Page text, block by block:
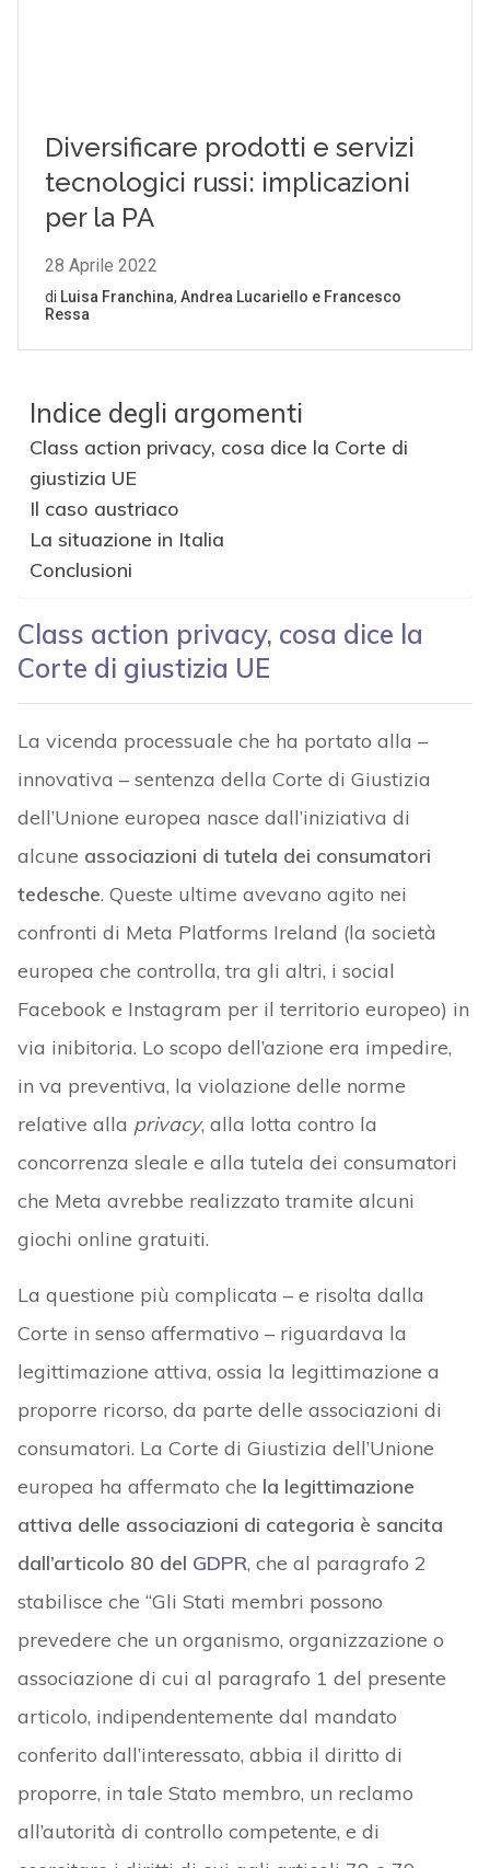
Indice degli argomenti
Class action privacy, cosa dice la Corte di
giustizia UE
Il caso austriaco
La situazione in Italia
Conclusioni
Class action privacy, cosa dice la
Corte di giustizia UE
La vicenda processuale che ha portato alla –
innovativa – sentenza della Corte di Giustizia
dell’Unione europea nasce dall’iniziativa di
alcune associazioni di tutela dei consumatori
tedesche. Queste ultime avevano agito nei
confronti di Meta Platforms Ireland (la società
europea che controlla, tra gli altri, i social
Facebook e Instagram per il territorio europeo) in
via inibitoria. Lo scopo dell’azione era impedire,
in va preventiva, la violazione delle norme
relative alla privacy, alla lotta contro la
concorrenza sleale e alla tutela dei consumatori
che Meta avrebbe realizzato tramite alcuni
giochi online gratuiti.
La questione più complicata – e risolta dalla
Corte in senso affermativo – riguardava la
legittimazione attiva, ossia la legittimazione a
proporre ricorso, da parte delle associazioni di
consumatori. La Corte di Giustizia dell’Unione
europea ha affermato che la legittimazione
attiva delle associazioni di categoria è sancita
dall’articolo 80 del GDPR, che al paragrafo 2
stabilisce che “Gli Stati membri possono
prevedere che un organismo, organizzazione o
associazione di cui al paragrafo 1 del presente
articolo, indipendentemente dal mandato
conferito dall’interessato, abbia il diritto di
proporre, in tale Stato membro, un reclamo
all’autorità di controllo competente, e di